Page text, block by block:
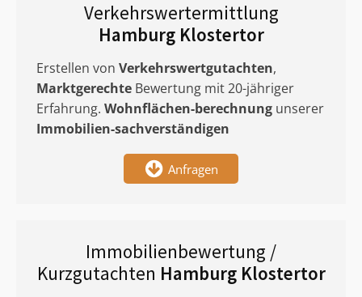
Verkehrswertermittlung
Hamburg Klostertor
Erstellen von Verkehrswertgutachten,
Marktgerechte Bewertung mit 20-jähriger
Erfahrung. Wohnflächen-berechnung unserer
Immobilien-sachverständigen
Anfragen
Immobilienbewertung /
Kurzgutachten Hamburg Klostertor